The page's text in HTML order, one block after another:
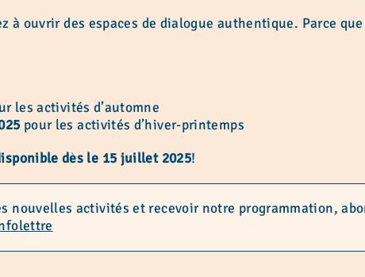
à ouvrir des espaces de dialogue authentique. Parce
les activités d’automne
pour les activités d’hiver-printemps
dès le 15 juillet 2025!
nouvelles activités et recevoir notre programmation,